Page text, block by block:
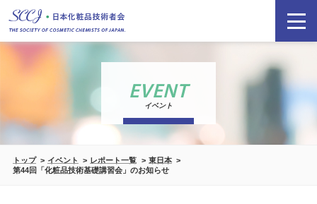
EVENT
イベント
トップ イベント レポート一覧
東日本
第44回「化粧品技術基礎講習会」のお知らせ